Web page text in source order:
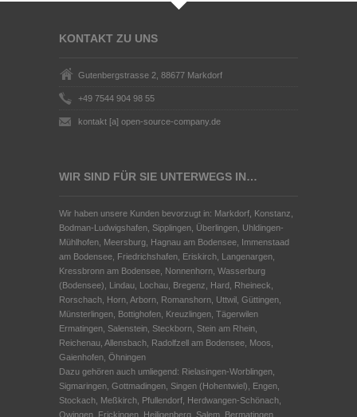
KONTAKT ZU UNS
Gutenbergstrasse 2, 88677 Markdorf
+49 7544 904 98 55
kontakt [a] open-source-company.de
WIR SIND FÜR SIE UNTERWEGS IN…
Wir haben unsere Kunden bevorzugt in: Markdorf, Konstanz,
Bodman-Ludwigshafen, Sipplingen, Überlingen, Uhldingen-
Mühlhofen, Meersburg, Hagnau am Bodensee, Immenstaad
am Bodensee, Friedrichshafen, Eriskirch, Langenargen,
Kressbronn am Bodensee, Nonnenhorn, Wasserburg
(Bodensee), Lindau, Lochau, Bregenz, Hard, Rheineck,
Rorschach, Horn, Arborn, Romanshorn, Uttwil, Güttingen,
Münsterlingen, Bottighofen, Kreuzlingen, Tägerwilen
Ermatingen, Salenstein, Steckborn, Stein am Rhein,
Reichenau, Allensbach, Radolfzell am Bodensee, Moos,
Gaienhofen, Öhningen
Dazu gehören auch umliegend: Rielasingen-Worblingen,
Sigmaringen, Gottmadingen, Singen (Hohentwiel), Engen,
Stockach, Meßkirch, Pfullendorf, Herdwangen-Schönach,
Owingen, Frickingen, Heiligenberg, Salem, Bermatingen,